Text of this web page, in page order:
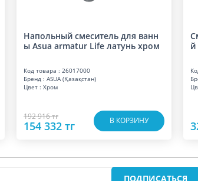
Напольный смеситель для ванн
ы Asua armatur Life латунь хром
Код товара : 26017000
Бренд : ASUA (Қазақстан)
Цвет : Хром
192 916 тг
154 332 тг В КОРЗИНУ
й